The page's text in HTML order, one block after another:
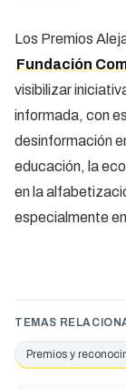
Los Premios
Fundación
visibilizar
informada, con
desinformación
educación, la
en la
especialmente
TEMAS
Premios y